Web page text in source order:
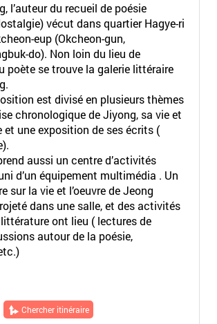
l’auteur du recueil de poésie
vécut dans quartier Hagye-ri
eup (Okcheon-gun,
do). Non loin du lieu de
poète se trouve la galerie littéraire
est divisé en plusieurs thèmes
chronologique de Jiyong, sa vie et
et une exposition de ses écrits (
aussi un centre d’activités
d’un équipement multimédia . Un
sur la vie et l’oeuvre de Jeong
dans une salle, et des activités
ont lieu ( lectures de
autour de la poésie,
Chercher itinéraire